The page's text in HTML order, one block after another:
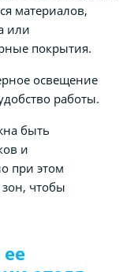
материалов,
или
покрытия.
освещение
работы.
быть
и
при этом
зон, чтобы